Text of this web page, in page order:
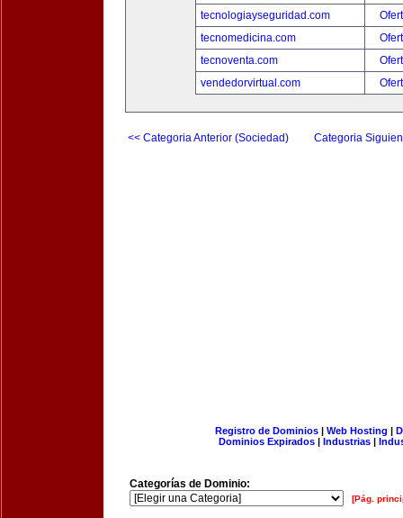
tecnologiayseguridad.com
tecnomedicina.com
tecnoventa.com
vendedorvirtual.com
<< Categoria Anterior (Sociedad) Categoria
Registro de Dominios| Web Hosting |
Dominios Expirados | Industrias |
Categorías de Dominio:
[Pág.